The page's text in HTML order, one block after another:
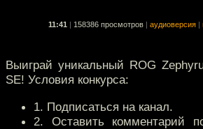
11:41 158386 просмотров аудиоверсия
Выиграй уникальный ROG
SE! Условия конкурса:
1. Подписаться на канал.
2. Оставить комментарий